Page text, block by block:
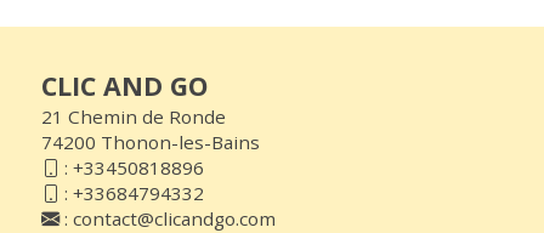
CLIC AND GO
21 Chemin de Ronde
74200 Thonon-les-Bains
: +33450818896
: +33684794332
: contact@clicandgo.com